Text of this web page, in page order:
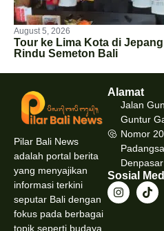
August 5, 2026
Tour ke Lima Kota di
Rindu Semeton Bali
Pilar Bali News
adalah portal berita
yang menyajikan
informasi terkini
seputar Bali dengan
fokus pada berbagai
topik seperti budaya,
Alamat
Jalan
Guntur
Nomor 20,
Sosial